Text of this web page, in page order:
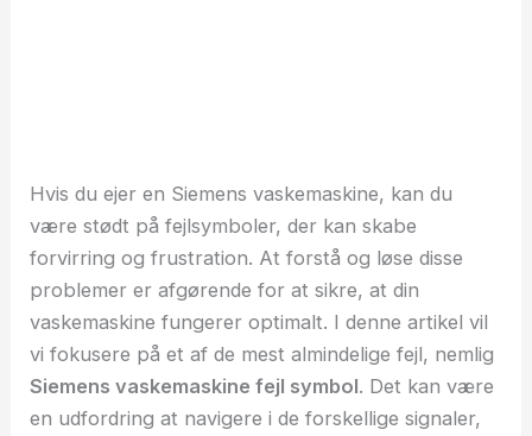
Hvis du ejer en Siemens vaskemaskine, kan du
være stødt på fejlsymboler, der kan skabe
forvirring og frustration. At forstå og løse disse
problemer er afgørende for at sikre, at din
vaskemaskine fungerer optimalt. I denne artikel vil
vi fokusere på et af de mest almindelige fejl, nemlig
Siemens vaskemaskine fejl symbol. Det kan være
en udfordring at navigere i de forskellige signaler,